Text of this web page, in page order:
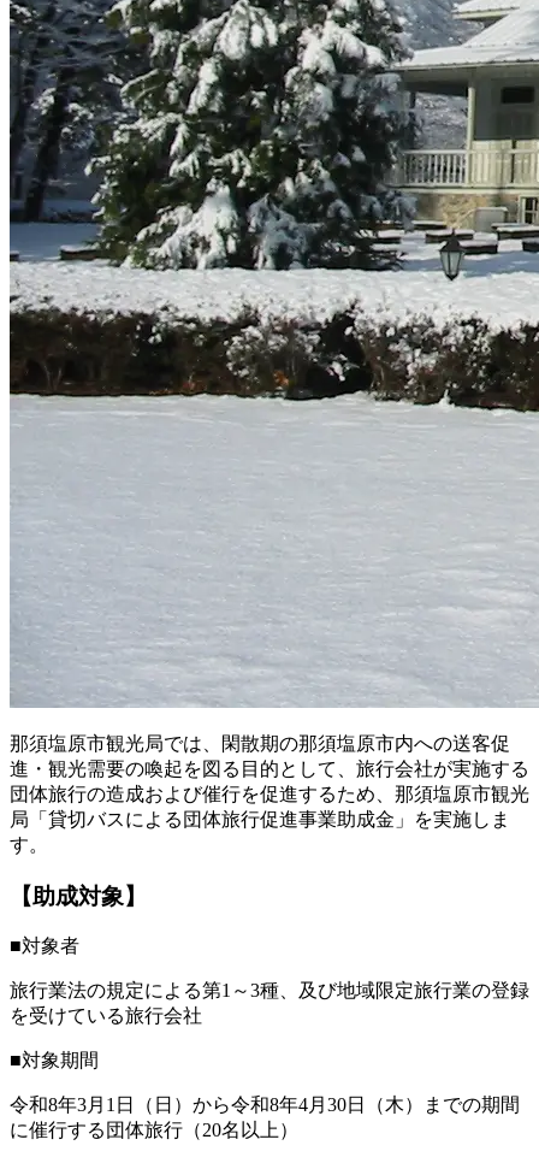
那須塩原市観光局では、閑散期の那須塩原市内への送客促
進・観光需要の喚起を図る目的として、旅行会社が実施する
団体旅行の造成および催行を促進するため、那須塩原市観光
局「貸切バスによる団体旅行促進事業助成金」を実施しま
す。
【助成対象】
■対象者
旅行業法の規定による第1～3種、及び地域限定旅行業の登録
を受けている旅行会社
■対象期間
令和8年3月1日（日）から令和8年4月30日（木）までの期間
に催行する団体旅行（20名以上）